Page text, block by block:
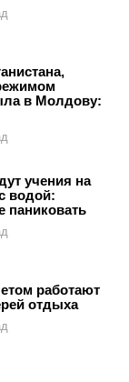
в Молдову:
учения на
водой:
паниковать
работают
отдыха